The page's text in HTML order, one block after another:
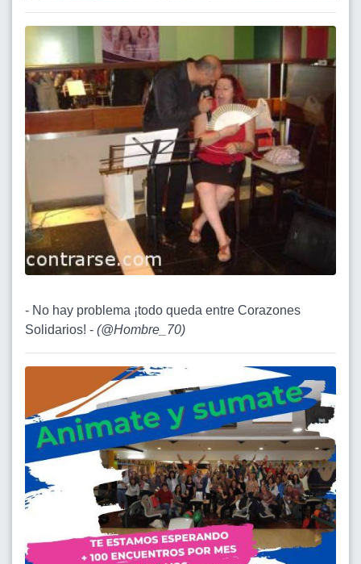
- No hay problema ¡todo queda entre Corazones
Solidarios! - (@Hombre_70)